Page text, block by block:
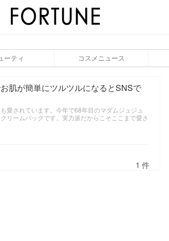
ーティ コスメニュース
肌が簡単にツルツルになるとSNSで
愛されています。今年で68年目のマダムジュジュ
リームパックです。実力派だからこそここまで愛さ
1 件